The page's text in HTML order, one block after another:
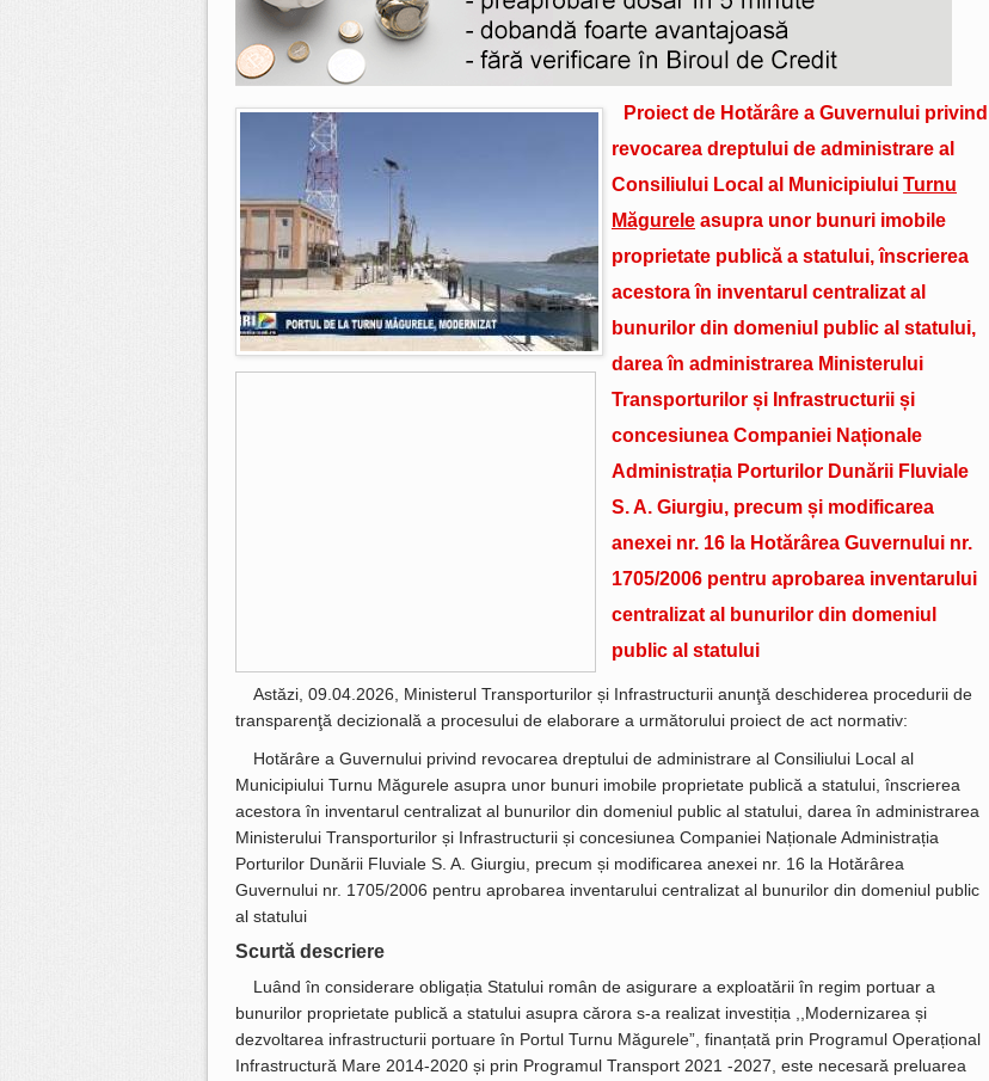
Proiect de Hotărâre a Guvernului privind
revocarea dreptului de administrare al
Consiliului Local al Municipiului Turnu
Măgurele asupra unor bunuri imobile
proprietate publică a statului, înscrierea
acestora în inventarul centralizat al
bunurilor din domeniul public al statului,
darea în administrarea Ministerului
Transporturilor și Infrastructurii și
concesiunea Companiei Naționale
Administrația Porturilor Dunării Fluviale
S. A. Giurgiu, precum și modificarea
anexei nr. 16 la Hotărârea Guvernului nr.
1705/2006 pentru aprobarea inventarului
centralizat al bunurilor din domeniul
public al statului
Astăzi, 09.04.2026, Ministerul Transporturilor și Infrastructurii anunţă deschiderea procedurii de
transparenţă decizională a procesului de elaborare a următorului proiect de act normativ:
Hotărâre a Guvernului privind revocarea dreptului de administrare al Consiliului Local al
Municipiului Turnu Măgurele asupra unor bunuri imobile proprietate publică a statului, înscrierea
acestora în inventarul centralizat al bunurilor din domeniul public al statului, darea în administrarea
Ministerului Transporturilor și Infrastructurii și concesiunea Companiei Naționale Administrația
Porturilor Dunării Fluviale S. A. Giurgiu, precum și modificarea anexei nr. 16 la Hotărârea
Guvernului nr. 1705/2006 pentru aprobarea inventarului centralizat al bunurilor din domeniul public
al statului
Scurtă descriere
Luând în considerare obligația Statului român de asigurare a exploatării în regim portuar a
bunurilor proprietate publică a statului asupra cărora s-a realizat investiția ,,Modernizarea și
dezvoltarea infrastructurii portuare în Portul Turnu Măgurele”, finanțată prin Programul Operațional
Infrastructură Mare 2014-2020 și prin Programul Transport 2021 -2027, este necesară preluarea